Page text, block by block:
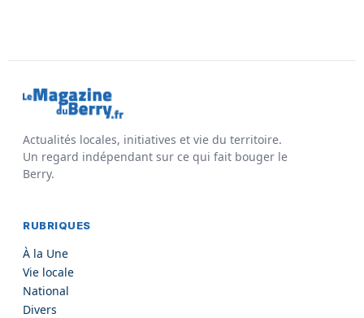
Actualités locales, initiatives et vie du territoire.
Un regard indépendant sur ce qui fait bouger le
Berry.
RUBRIQUES
À la Une
Vie locale
National
Divers